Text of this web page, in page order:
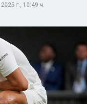
г., 10:49 ч.